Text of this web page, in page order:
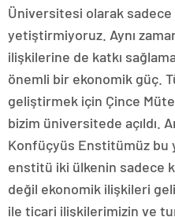
Üniversitesi olarak
yetiştirmiyoruz. Aynı
ilişkilerine de katkı
önemli bir ekonomik güç.
geliştirmek için Çince
bizim üniversitede açıldı.
Konfüçyüs Enstitümüz bu
enstitü iki ülkenin sadece
değil ekonomik ilişkileri
ile ticari ilişkilerimizin ve